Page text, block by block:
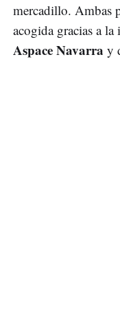
mercadillo. Ambas
acogida gracias a
Aspace Navarra y